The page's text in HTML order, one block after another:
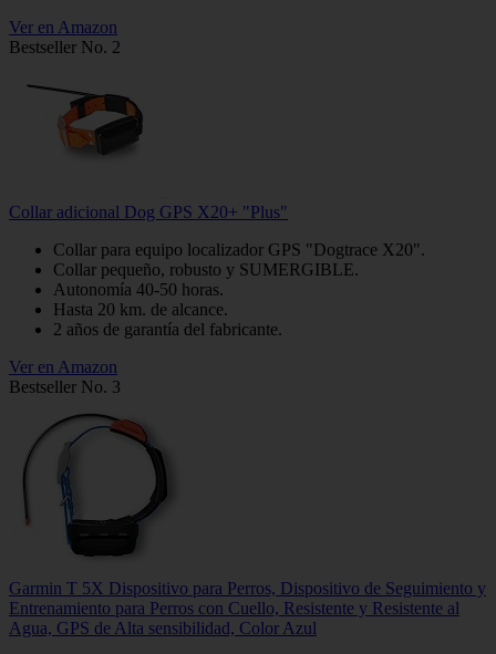
Ver en Amazon
Bestseller No. 2
Collar adicional Dog GPS X20+ "Plus"
Collar para equipo localizador GPS "Dogtrace X20".
Collar pequeño, robusto y SUMERGIBLE.
Autonomía 40-50 horas.
Hasta 20 km. de alcance.
2 años de garantía del fabricante.
Ver en Amazon
Bestseller No. 3
Garmin T 5X Dispositivo para Perros, Dispositivo de Seguimiento y
Entrenamiento para Perros con Cuello, Resistente y Resistente al
Agua, GPS de Alta sensibilidad, Color Azul